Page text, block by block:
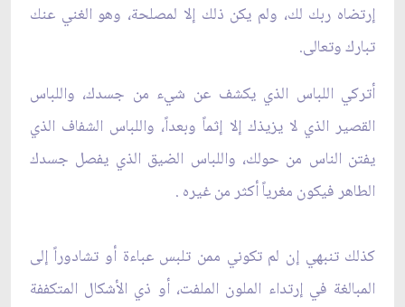
إرتضاه ربك لك، ولم يكن ذلك إلا لمصلحة، وهو الغني عنك
تبارك وتعالى.
أتركي اللباس الذي يكشف عن شيء من جسدك، واللباس
القصير الذي لا يزيذك إلا إثماً وبعداً، واللباس الشفاف الذي
يفتن الناس من حولك، واللباس الضيق الذي يفصل جسدك
الطاهر فيكون مغرياً أكثر من غيره .
كذلك تنبهي إن لم تكوني ممن تلبس عباءة أو تشادوراً إلى
المبالغة في إرتداء الملون الملفت، أو ذي الأشكال المتكففة